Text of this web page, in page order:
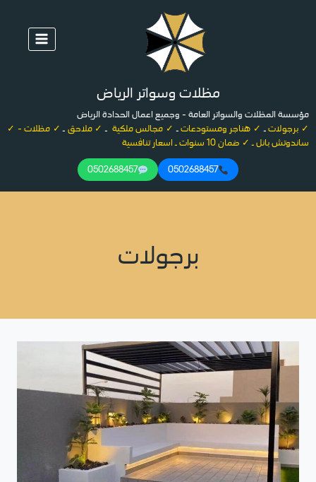
مظلات وسواتر الرياض
مؤسسة المظلات والسواتر العامة - وجميع اعمال الحدادة الرياض
✓ برجولاتـ ✓ هناجر ومستودعات ـ ✓ مجالس ملكية ـ ✓ ملاحق ـ ✓ مظلات - ✓
ساندوتش بانل ـ ✓ ضمان 10 سنوات ـ اسعار تنافسية
0502688457
0502688457
برجولات